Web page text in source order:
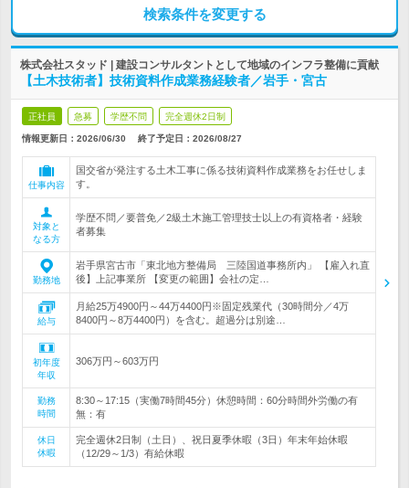
検索条件を変更する
株式会社スタッド | 建設コンサルタントとして地域のインフラ整備に貢献
【土木技術者】技術資料作成業務経験者／岩手・宮古
正社員 急募 学歴不問 完全週休2日制
情報更新日：2026/06/30 終了予定日： 2026/08/27
仕事内容
国交省が発注する土木工事に係る技術資料作成業務をお任せしま
す。
対象と
なる方
学歴不問／要普免／2級土木施工管理技士以上の有資格者・経験
者募集
勤務地
岩手県宮古市「東北地方整備局 三陸国道事務所内」 【雇入れ直
後】上記事業所 【変更の範囲】会社の定…
給与
月給25万4900円～44万4400円※固定残業代（30時間分／4万
8400円～8万4400円）を含む。超過分は別途…
初年度
年収
306万円～603万円
勤務
時間
8:30～17:15（実働7時間45分）休憩時間：60分時間外労働の有
無：有
休日
休暇
完全週休2日制（土日）、祝日夏季休暇（3日）年末年始休暇
（12/29～1/3）有給休暇